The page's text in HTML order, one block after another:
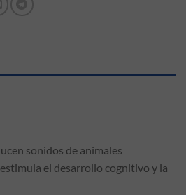
sonidos de animales
el desarrollo cognitivo y la